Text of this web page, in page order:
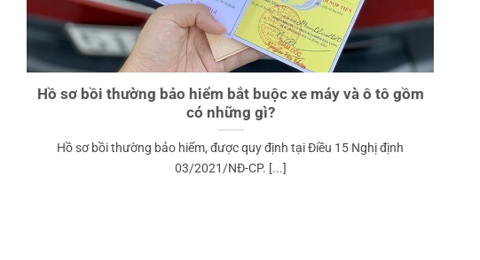
Hồ sơ bồi thường bảo hiểm bắt buộc xe máy và ô tô gồm
có những gì?
Hồ sơ bồi thường bảo hiểm, được quy định tại Điều 15 Nghị định
03/2021/NĐ-CP. [...]